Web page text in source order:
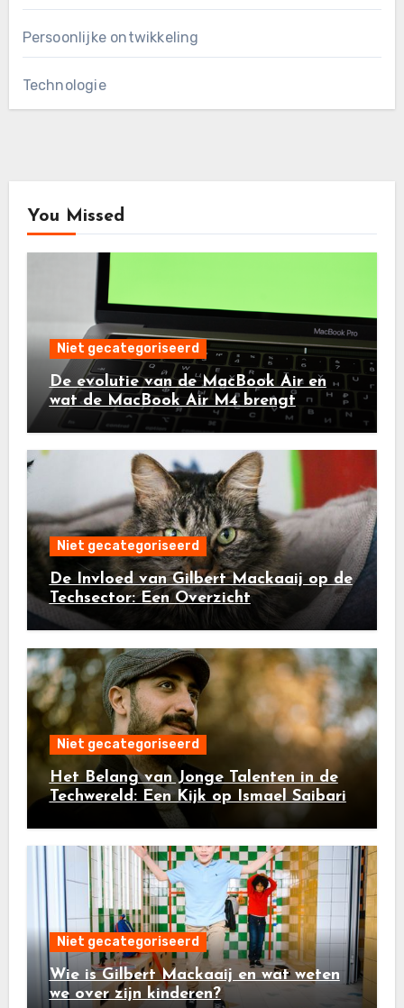
Persoonlijke ontwikkeling
Technologie
You Missed
Niet gecategoriseerd
De evolutie van de MacBook Air en
wat de MacBook Air M4 brengt
Niet gecategoriseerd
De Invloed van Gilbert Mackaaij op de
Techsector: Een Overzicht
Niet gecategoriseerd
Het Belang van Jonge Talenten in de
Techwereld: Een Kijk op Ismael Saibari
Niet gecategoriseerd
Wie is Gilbert Mackaaij en wat weten
we over zijn kinderen?